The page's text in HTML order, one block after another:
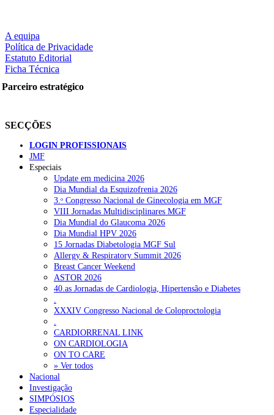
Partilhe nas redes sociais:
NOTÍCIAS RECENTES
Quase 11.900 jovens recorreram aos cheques psicólogo e
nutricionista no primeiro mês 7 de Agosto, 2026
ULS de Coimbra estreia cirurgia endoscópica do ouvido com
apoio robótico em Portugal 7 de Agosto, 2026
Enfermeiros exigem esclarecimentos sobre eventual gestão
privada da ULS do Algarve 7 de Agosto, 2026
Ordem dos Médicos alerta para riscos no novo sistema de acesso
a consultas e cirurgias 7 de Agosto, 2026
Portugal está a formar os médicos de que precisa? 6 de Agosto,
2026
NOTÍCIAS MAIS LIDAS
Enfermagem Forense. “Da urgência ao tribunal, cada
gesto conta e cada profissional faz a diferença”
202 visualizações
A equipa
Política de Privacidade
Estatuto Editorial
Ficha Técnica
Parceiro estratégico
SECÇÕES
LOGIN PROFISSIONAIS
JMF
Especiais
Update em medicina 2026
Dia Mundial da Esquizofrenia 2026
3.ᵒ Congresso Nacional de Ginecologia em MGF
VIII Jornadas Multidisciplinares MGF
Dia Mundial do Glaucoma 2026
Dia Mundial HPV 2026
15 Jornadas Diabetologia MGF Sul
Allergy & Respiratory Summit 2026
Breast Cancer Weekend
ASTOR 2026
40.as Jornadas de Cardiologia, Hipertensão e Diabetes
.
XXXIV Congresso Nacional de Coloproctologia
.
CARDIORRENAL LINK
ON CARDIOLOGIA
ON TO CARE
» Ver todos
Nacional
Investigação
SIMPÓSIOS
Especialidade